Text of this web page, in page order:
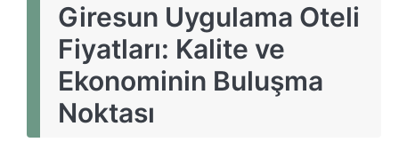
Giresun Uygulama Oteli
Fiyatları: Kalite ve
Ekonominin Buluşma
Noktası